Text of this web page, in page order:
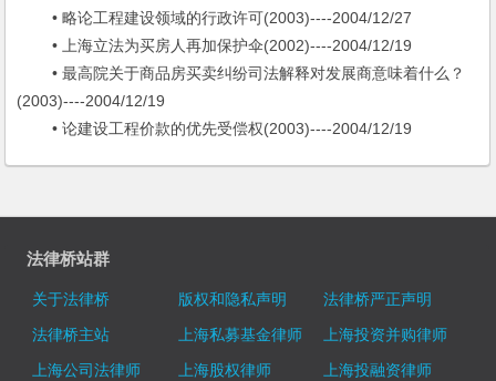
• 略论工程建设领域的行政许可(2003)----2004/12/27
• 上海立法为买房人再加保护伞(2002)----2004/12/19
• 最高院关于商品房买卖纠纷司法解释对发展商意味着什么？
(2003)----2004/12/19
• 论建设工程价款的优先受偿权(2003)----2004/12/19
法律桥站群
关于法律桥 版权和隐私声明
法律桥严正声明
法律桥主站
上海私募基金律师
上海投资并购律师
上海公司法律师
上海股权律师
上海投融资律师